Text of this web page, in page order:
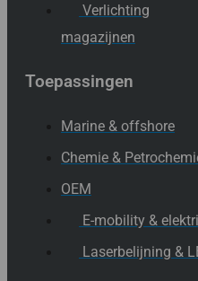
Verlichting
magazijnen
Toepassingen
Marine & offshore
Chemie &
OEM
E-mobility &
Laserbelijning &